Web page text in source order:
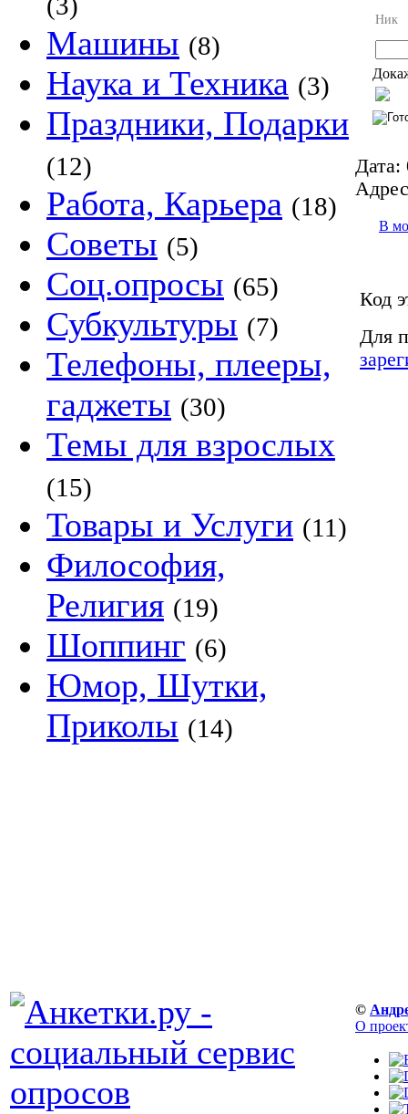
Машины (8)
Наука и Техника (3)
Праздники, Подарки
(12)
Работа, Карьера (18)
Советы (5)
Соц.опросы (65)
Субкультуры (7)
Телефоны, плееры,
гаджеты (30)
Темы для взрослых
(15)
Товары и Услуги (11)
Философия,
Религия (19)
Шоппинг (6)
Юмор, Шутки,
Приколы (14)
Ник
Дата:
В
Код
Для
©
О